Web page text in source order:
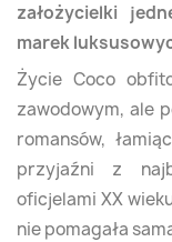
założycielki
marek
Życie Coco
zawodowym, ale
romansów,
przyjaźni z
oficjelami XX
nie pomagała